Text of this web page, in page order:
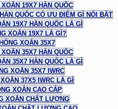
19X7 HÀN QUỐC
QUỐC CÓ ƯU ĐIỂM GÌ NỔI BẬT
19X7 HÀN QUỐC LÀ GÌ
XOẮN 19X7 LÀ GÌ?
XOẮN 35X7
35X7 HÀN QUỐC
35X7 HÀN QUỐC LÀ GÌ
XOẮN 35X7 IWRC
37X5 IWRC LÀ GÌ
XOẮN CAO CẤP
XOẮN CHẤT LƯỢNG